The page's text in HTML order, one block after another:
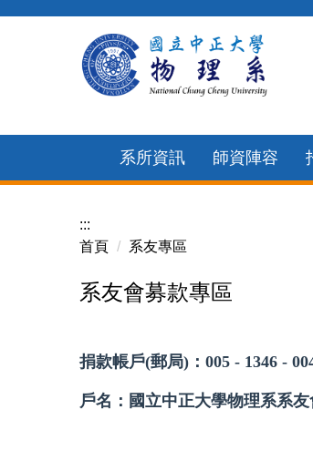
容
系所資訊 師資陣容
:::
首頁
系友專區
系友會募款專區
捐款帳戶(郵局)：005 - 1346 -
戶名：國立中正大學物理系系